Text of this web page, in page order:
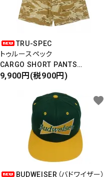
TRU-SPEC
トゥルースペック
CARGO SHORT PANTS
カーゴショートパンツ
タイガーカモ
9,900円(税900円)
BUDWEISER（バドワイザー）
favorite